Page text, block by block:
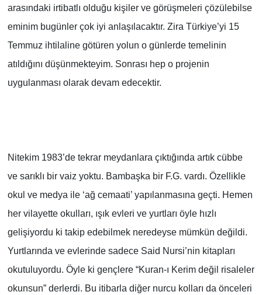
arasındaki irtibatlı olduğu kişiler ve görüşmeleri çözülebilse
eminim bugünler çok iyi anlaşılacaktır. Zira Türkiye’yi 15
Temmuz ihtilaline götüren yolun o günlerde temelinin
atıldığını düşünmekteyim. Sonrası hep o projenin
uygulanması olarak devam edecektir.
Nitekim 1983’de tekrar meydanlara çıktığında artık cübbe
ve sarıklı bir vaiz yoktu. Bambaşka bir F.G. vardı. Özellikle
okul ve medya ile ‘ağ cemaati’ yapılanmasına geçti. Hemen
her vilayette okulları, ışık evleri ve yurtları öyle hızlı
gelişiyordu ki takip edebilmek neredeyse mümkün değildi.
Yurtlarında ve evlerinde sadece Said Nursi’nin kitapları
okutuluyordu. Öyle ki gençlere “Kuran-ı Kerim değil risaleler
okunsun” derlerdi. Bu itibarla diğer nurcu kolları da önceleri